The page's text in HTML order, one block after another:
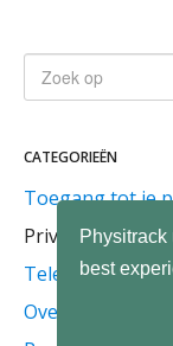
Physitrack
best
CATEGORIEËN
Toegang tot je
Privacy en
Over PhysiApp